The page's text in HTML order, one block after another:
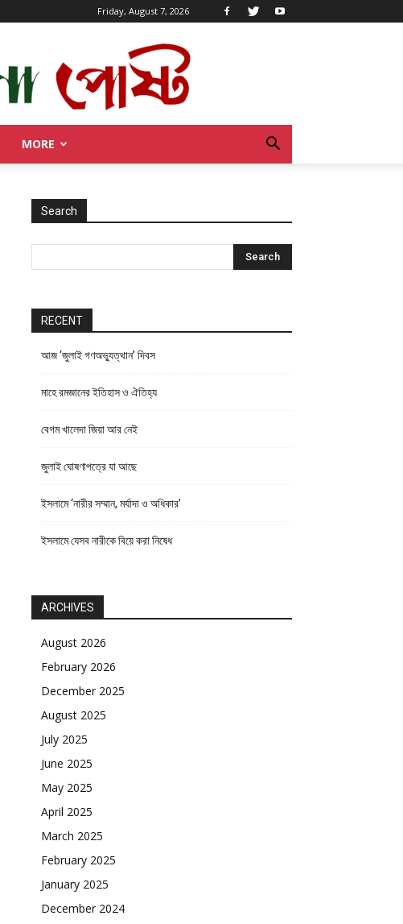
Friday, August 7, 2026
MORE
Search
RECENT
আজ ‘জুলাই গণঅভ্যুত্থান’ দিবস
মাহে রমজানের ইতিহাস ও ঐতিহ্য
বেগম খালেদা জিয়া আর নেই
জুলাই ঘোষণাপত্রে যা আছে
ইসলামে ‘নারীর সম্মান, মর্যাদা ও অধিকার’
ইসলামে যেসব নারীকে বিয়ে করা নিষেধ
ARCHIVES
August 2026
February 2026
December 2025
August 2025
July 2025
June 2025
May 2025
April 2025
March 2025
February 2025
January 2025
December 2024